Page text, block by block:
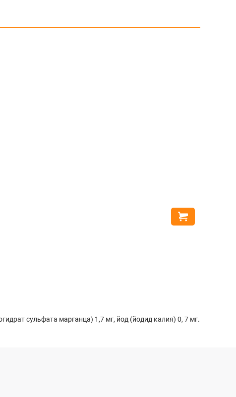
сульфата марганца) 1,7 мг, йод (йодид калия) 0, 7 мг.